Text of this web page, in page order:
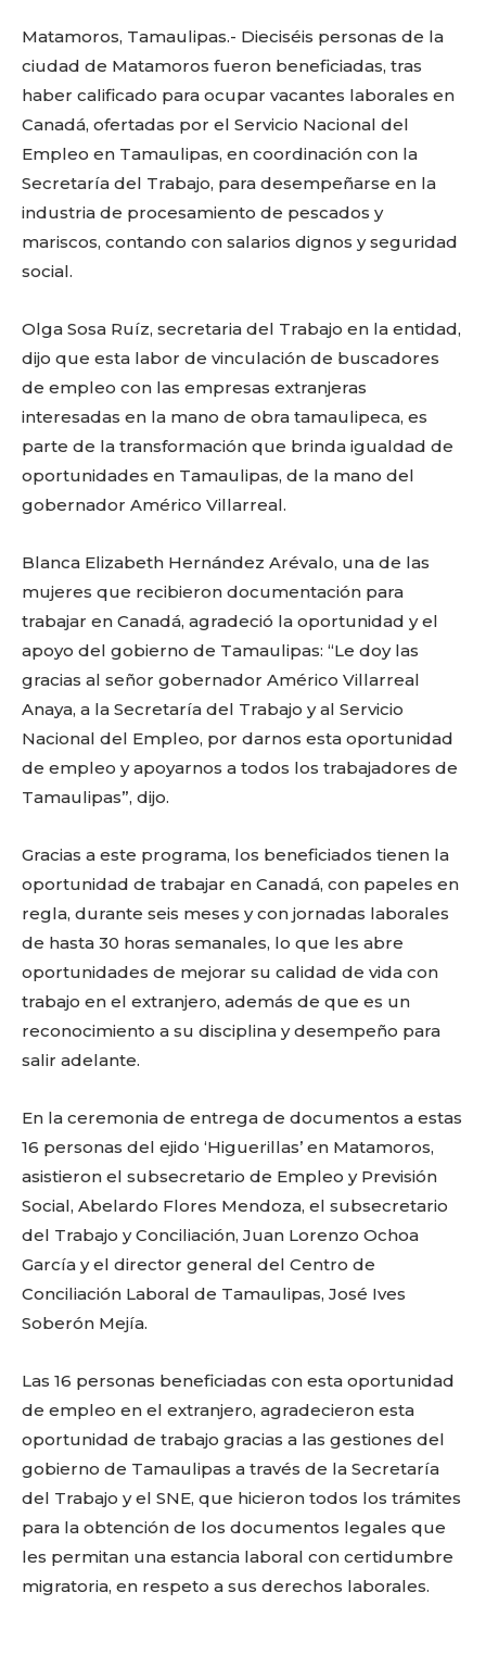
Matamoros, Tamaulipas.- Dieciséis personas de la
ciudad de Matamoros fueron beneficiadas, tras
haber calificado para ocupar vacantes laborales en
Canadá, ofertadas por el Servicio Nacional del
Empleo en Tamaulipas, en coordinación con la
Secretaría del Trabajo, para desempeñarse en la
industria de procesamiento de pescados y
mariscos, contando con salarios dignos y seguridad
social.
Olga Sosa Ruíz, secretaria del Trabajo en la entidad,
dijo que esta labor de vinculación de buscadores
de empleo con las empresas extranjeras
interesadas en la mano de obra tamaulipeca, es
parte de la transformación que brinda igualdad de
oportunidades en Tamaulipas, de la mano del
gobernador Américo Villarreal.
Blanca Elizabeth Hernández Arévalo, una de las
mujeres que recibieron documentación para
trabajar en Canadá, agradeció la oportunidad y el
apoyo del gobierno de Tamaulipas: “Le doy las
gracias al señor gobernador Américo Villarreal
Anaya, a la Secretaría del Trabajo y al Servicio
Nacional del Empleo, por darnos esta oportunidad
de empleo y apoyarnos a todos los trabajadores de
Tamaulipas”, dijo.
Gracias a este programa, los beneficiados tienen la
oportunidad de trabajar en Canadá, con papeles en
regla, durante seis meses y con jornadas laborales
de hasta 30 horas semanales, lo que les abre
oportunidades de mejorar su calidad de vida con
trabajo en el extranjero, además de que es un
reconocimiento a su disciplina y desempeño para
salir adelante.
En la ceremonia de entrega de documentos a estas
16 personas del ejido ‘Higuerillas’ en Matamoros,
asistieron el subsecretario de Empleo y Previsión
Social, Abelardo Flores Mendoza, el subsecretario
del Trabajo y Conciliación, Juan Lorenzo Ochoa
García y el director general del Centro de
Conciliación Laboral de Tamaulipas, José Ives
Soberón Mejía.
Las 16 personas beneficiadas con esta oportunidad
de empleo en el extranjero, agradecieron esta
oportunidad de trabajo gracias a las gestiones del
gobierno de Tamaulipas a través de la Secretaría
del Trabajo y el SNE, que hicieron todos los trámites
para la obtención de los documentos legales que
les permitan una estancia laboral con certidumbre
migratoria, en respeto a sus derechos laborales.